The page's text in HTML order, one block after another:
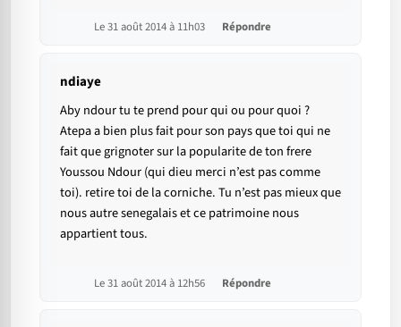
Le 31 août 2014 à 11h03 Répondre
ndiaye
Aby ndour tu te prend pour qui ou pour quoi ?
Atepa a bien plus fait pour son pays que toi qui ne
fait que grignoter sur la popularite de ton frere
Youssou Ndour (qui dieu merci n’est pas comme
toi). retire toi de la corniche. Tu n’est pas mieux que
nous autre senegalais et ce patrimoine nous
appartient tous.
Le 31 août 2014 à 12h56 Répondre